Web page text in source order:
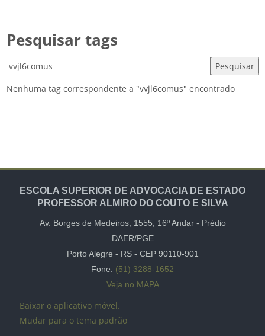
Pesquisar tags
Pesquisar tags
Nenhuma tag correspondente a "vvjl6comus" encontrado
ESCOLA SUPERIOR DE ADVOCACIA DE ESTADO
PROFESSOR ALMIRO DO COUTO E SILVA
Av. Borges de Medeiros, 1555, 16º Andar - Prédio
DAER/PGE
Porto Alegre - RS - CEP 90110-901
Fone: (51) 3288-1652
Veja no MAPA
Baixar o aplicativo móvel.
Mudar para o tema padrão